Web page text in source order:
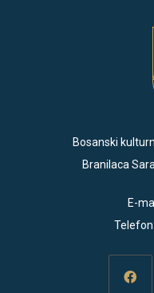
Bosanski
Branilaca
E-
Telefon